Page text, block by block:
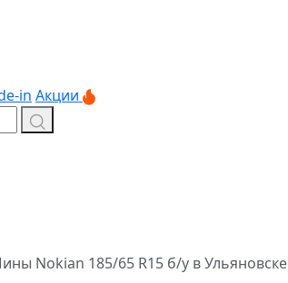
in Акции
Nokian 185/65 R15 б/у в Ульяновске